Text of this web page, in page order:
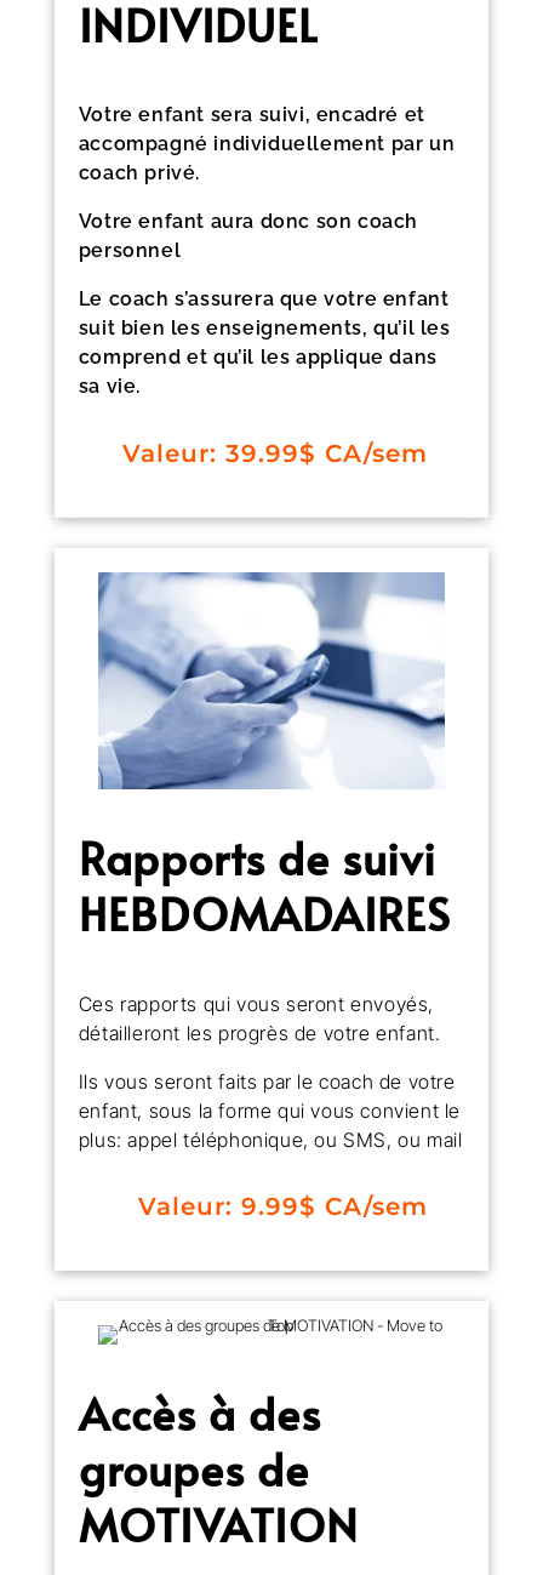
INDIVIDUEL
Votre enfant sera suivi, encadré et
accompagné individuellement par un
coach privé.
Votre enfant aura donc son coach
personnel
Le coach s’assurera que votre enfant
suit bien les enseignements, qu’il les
comprend et qu’il les applique dans
sa vie.
Valeur: 39.99$ CA/sem
Rapports de suivi
HEBDOMADAIRES
Ces rapports qui vous seront envoyés,
détailleront les progrès de votre enfant.
Ils vous seront faits par le coach de votre
enfant, sous la forme qui vous convient le
plus: appel téléphonique, ou SMS, ou mail
Valeur: 9.99$ CA/sem
Accès à des
groupes de
MOTIVATION